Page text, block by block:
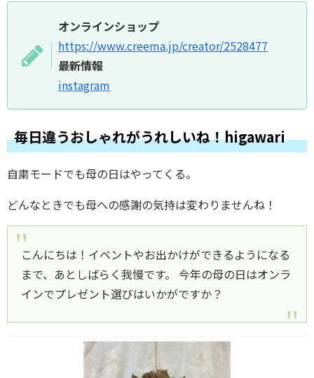
オンラインショップ
https://www.creema.jp/creator/2528477
最新情報
instagram
毎日違うおしゃれがうれしいね！higawari
自粛モードでも母の日はやってくる。
どんなときでも母への感謝の気持は変わりませんね！
こんにちは！イベントやお出かけができるようになる
まで、あとしばらく我慢です。 今年の母の日はオンラ
インでプレゼント選びはいかがですか？